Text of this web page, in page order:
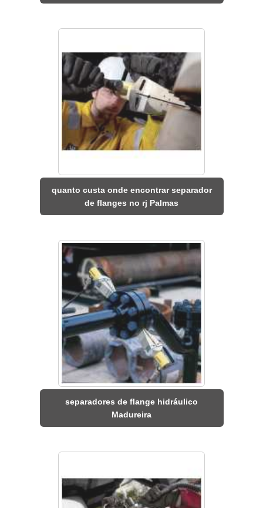
quanto custa onde encontrar separador
de flanges no rj Palmas
separadores de flange hidráulico
Madureira